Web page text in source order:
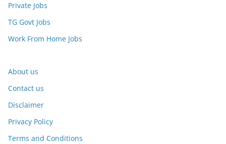
Private Jobs
TG Govt Jobs
Work From Home Jobs
About us
Contact us
Disclaimer
Privacy Policy
Terms and Conditions